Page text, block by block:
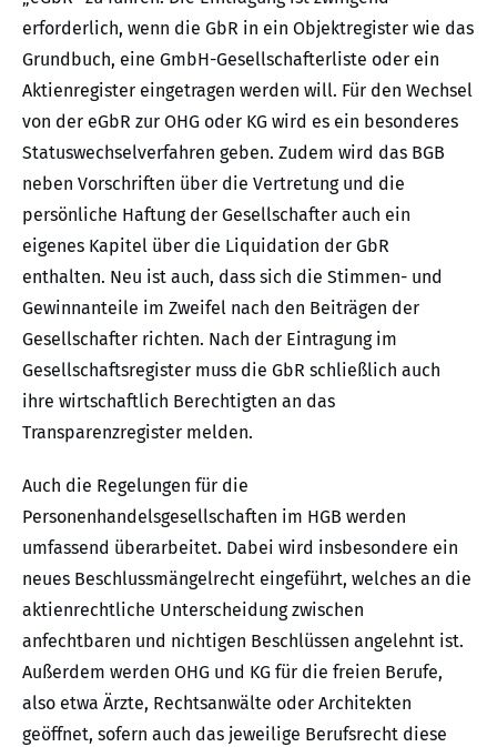
erforderlich, wenn die GbR in ein Objektregister wie das
Grundbuch, eine GmbH-Gesellschafterliste oder ein
Aktienregister eingetragen werden will. Für den Wechsel
von der eGbR zur OHG oder KG wird es ein besonderes
Statuswechselverfahren geben. Zudem wird das BGB
neben Vorschriften über die Vertretung und die
persönliche Haftung der Gesellschafter auch ein
eigenes Kapitel über die Liquidation der GbR
enthalten. Neu ist auch, dass sich die Stimmen- und
Gewinnanteile im Zweifel nach den Beiträgen der
Gesellschafter richten. Nach der Eintragung im
Gesellschaftsregister muss die GbR schließlich auch
ihre wirtschaftlich Berechtigten an das
Transparenzregister melden.
Auch die Regelungen für die
Personenhandelsgesellschaften im HGB werden
umfassend überarbeitet. Dabei wird insbesondere ein
neues Beschlussmängelrecht eingeführt, welches an die
aktienrechtliche Unterscheidung zwischen
anfechtbaren und nichtigen Beschlüssen angelehnt ist.
Außerdem werden OHG und KG für die freien Berufe,
also etwa Ärzte, Rechtsanwälte oder Architekten
geöffnet, sofern auch das jeweilige Berufsrecht diese